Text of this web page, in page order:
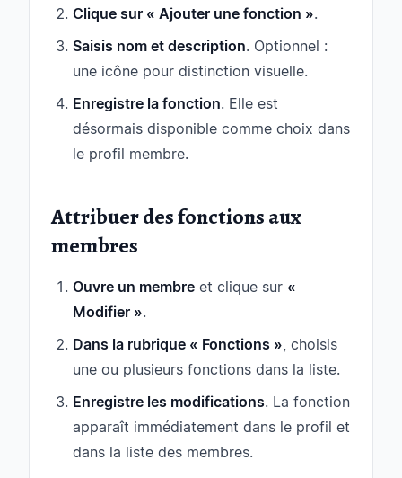
Clique sur « Ajouter une fonction ».
Saisis nom et description. Optionnel :
une icône pour distinction visuelle.
Enregistre la fonction. Elle est
désormais disponible comme choix dans
le profil membre.
Attribuer des fonctions aux
membres
Ouvre un membre et clique sur «
Modifier ».
Dans la rubrique « Fonctions », choisis
une ou plusieurs fonctions dans la liste.
Enregistre les modifications. La fonction
apparaît immédiatement dans le profil et
dans la liste des membres.